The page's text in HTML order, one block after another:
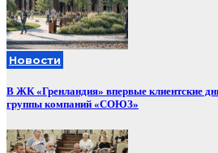
Новости
В ЖК «Гренландия» впервые клиентские
группы компаний «СОЮЗ»